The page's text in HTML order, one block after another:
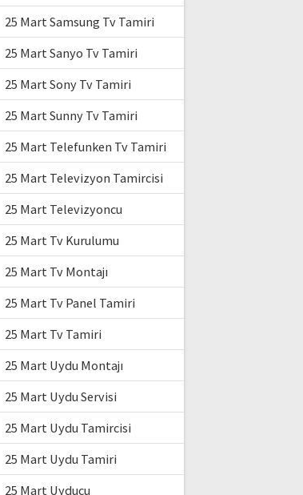
25 Mart Samsung Tv Tamiri
25 Mart Sanyo Tv Tamiri
25 Mart Sony Tv Tamiri
25 Mart Sunny Tv Tamiri
25 Mart Telefunken Tv Tamiri
25 Mart Televizyon Tamircisi
25 Mart Televizyoncu
25 Mart Tv Kurulumu
25 Mart Tv Montajı
25 Mart Tv Panel Tamiri
25 Mart Tv Tamiri
25 Mart Uydu Montajı
25 Mart Uydu Servisi
25 Mart Uydu Tamircisi
25 Mart Uydu Tamiri
25 Mart Uyducu